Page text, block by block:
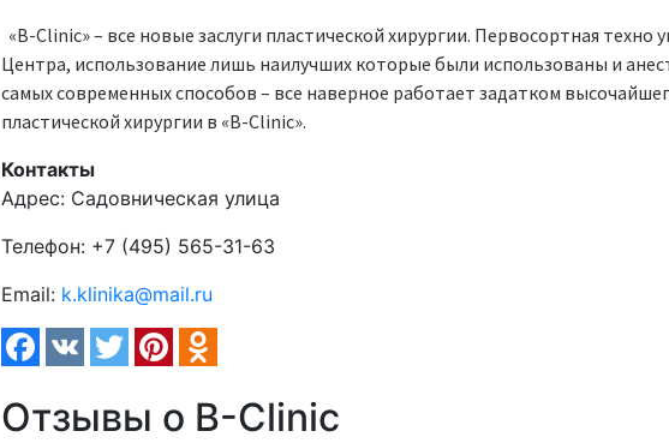
«B-Clinic» – все новые заслуги пластической хирургии. Первосортная техно
Центра, использование лишь наилучших которые были использованы и
самых современных способов – все наверное работает задатком
пластической хирургии в «B-Clinic».
Контакты
Адрес: Садовническая улица
Телефон: +7 (495) 565-31-63
Email: k.klinika@mail.ru
Отзывы о B-Clinic